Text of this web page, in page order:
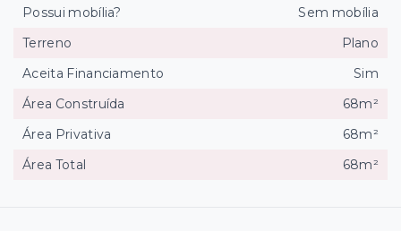
Possui mobília?
Sem mobília
Terreno
Plano
Aceita Financiamento
Sim
Área Construída
68m²
Área Privativa
68m²
Área Total
68m²